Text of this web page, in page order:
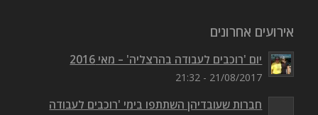
אירועים אחרונים
יום 'רוכבים לעבודה בהרצליה' – מאי 2016
21/08/2017 - 21:32
חברות שעובדיהן השתתפו בימי 'רוכבים לעבודה